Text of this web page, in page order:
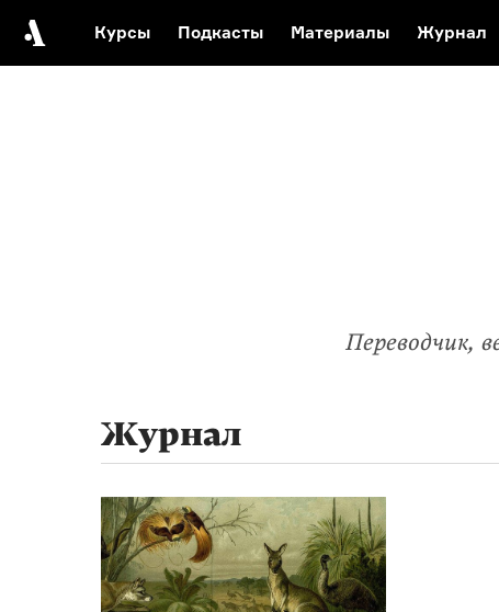
Курсы Подкасты Материалы Журнал
Переводчик,
Журнал